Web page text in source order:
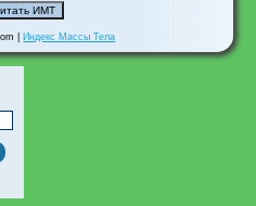
| Индекс Массы Тела